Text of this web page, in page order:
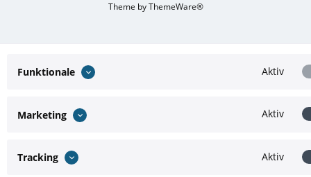
Theme byThemeWare®
Funktionale Aktiv
Marketing Aktiv
Tracking Aktiv